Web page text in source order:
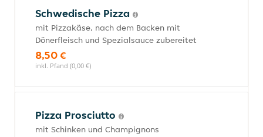
Schwedische Pizza
mit Pizzakäse, nach dem Backen mit
Dönerfleisch und Spezialsauce zubereitet
8,50 €
inkl. Pfand (0,00 €)
Pizza Prosciutto
mit Schinken und Champignons